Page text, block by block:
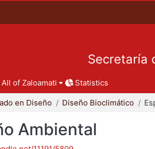
Secretaría
All of Zaloamati Statistics
en Diseño Diseño Bioclimático
Ambiental